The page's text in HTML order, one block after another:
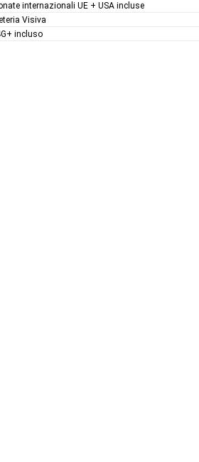
internazionali UE + USA incluse
Visiva
incluso